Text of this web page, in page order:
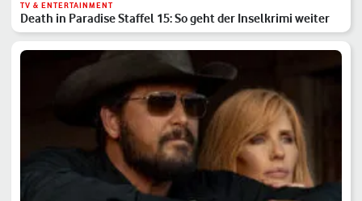
TV & ENTERTAINMENT
Death in Paradise Staffel 15: So geht der Inselkrimi weiter